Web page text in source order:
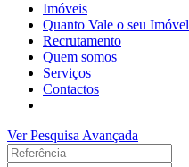
Imóveis
Quanto Vale o seu Imóvel
Recrutamento
Quem somos
Serviços
Contactos
Ver Pesquisa Avançada